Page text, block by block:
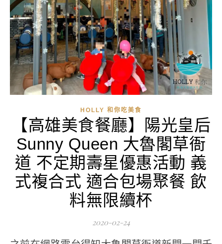
HOLLY 和你吃美食
【高雄美食餐廳】陽光皇后
Sunny Queen 大魯閣草衙
道 不定期壽星優惠活動 義
式複合式 適合包場聚餐 飲
料無限續杯
2020-02-24